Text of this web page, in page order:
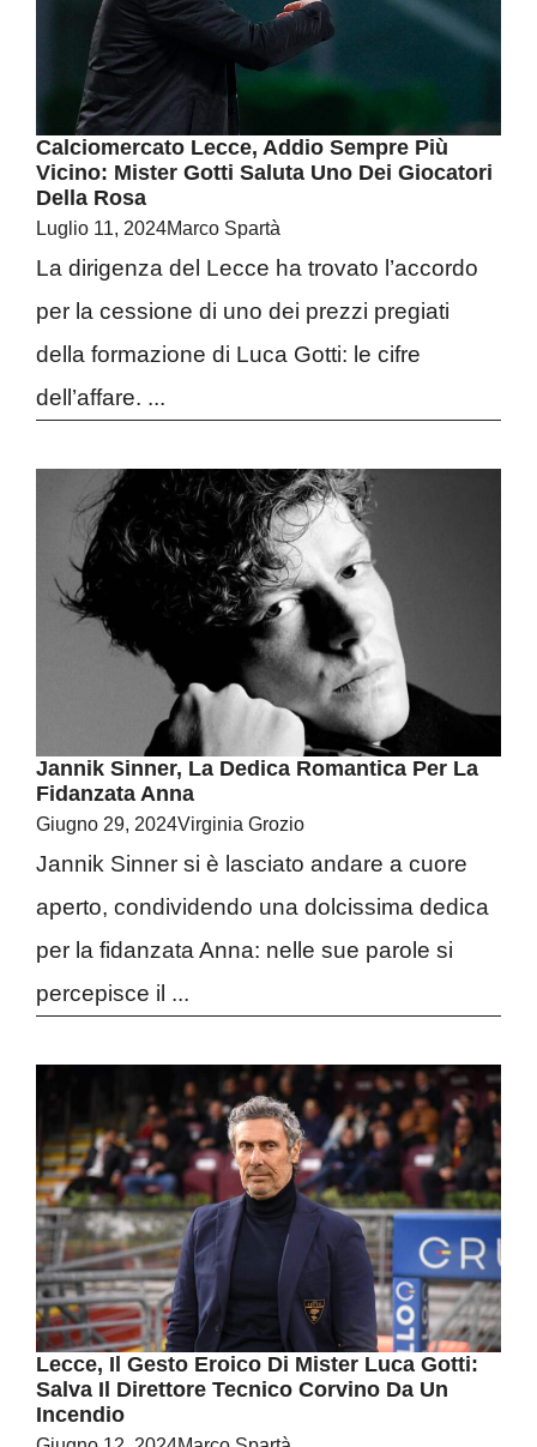
Calciomercato Lecce, Addio Sempre Più
Vicino: Mister Gotti Saluta Uno Dei Giocatori
Della Rosa
Luglio 11, 2024Marco Spartà
La dirigenza del Lecce ha trovato l’accordo
per la cessione di uno dei prezzi pregiati
della formazione di Luca Gotti: le cifre
dell’affare. ...
Jannik Sinner, La Dedica Romantica Per La
Fidanzata Anna
Giugno 29, 2024Virginia Grozio
Jannik Sinner si è lasciato andare a cuore
aperto, condividendo una dolcissima dedica
per la fidanzata Anna: nelle sue parole si
percepisce il ...
Lecce, Il Gesto Eroico Di Mister Luca Gotti:
Salva Il Direttore Tecnico Corvino Da Un
Incendio